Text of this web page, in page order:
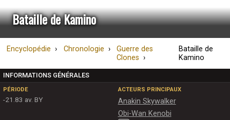
Bataille de Kamino
Encyclopédie Chronologie
Guerre des
Clones
Bataille de
Kamino
INFORMATIONS GÉNÉRALES
PÉRIODE
-21.83 av. BY
ACTEURS PRINCIPAUX
Anakin Skywalker
Obi-Wan Kenobi